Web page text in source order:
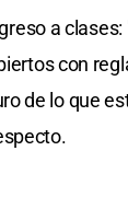
a
con
de lo que